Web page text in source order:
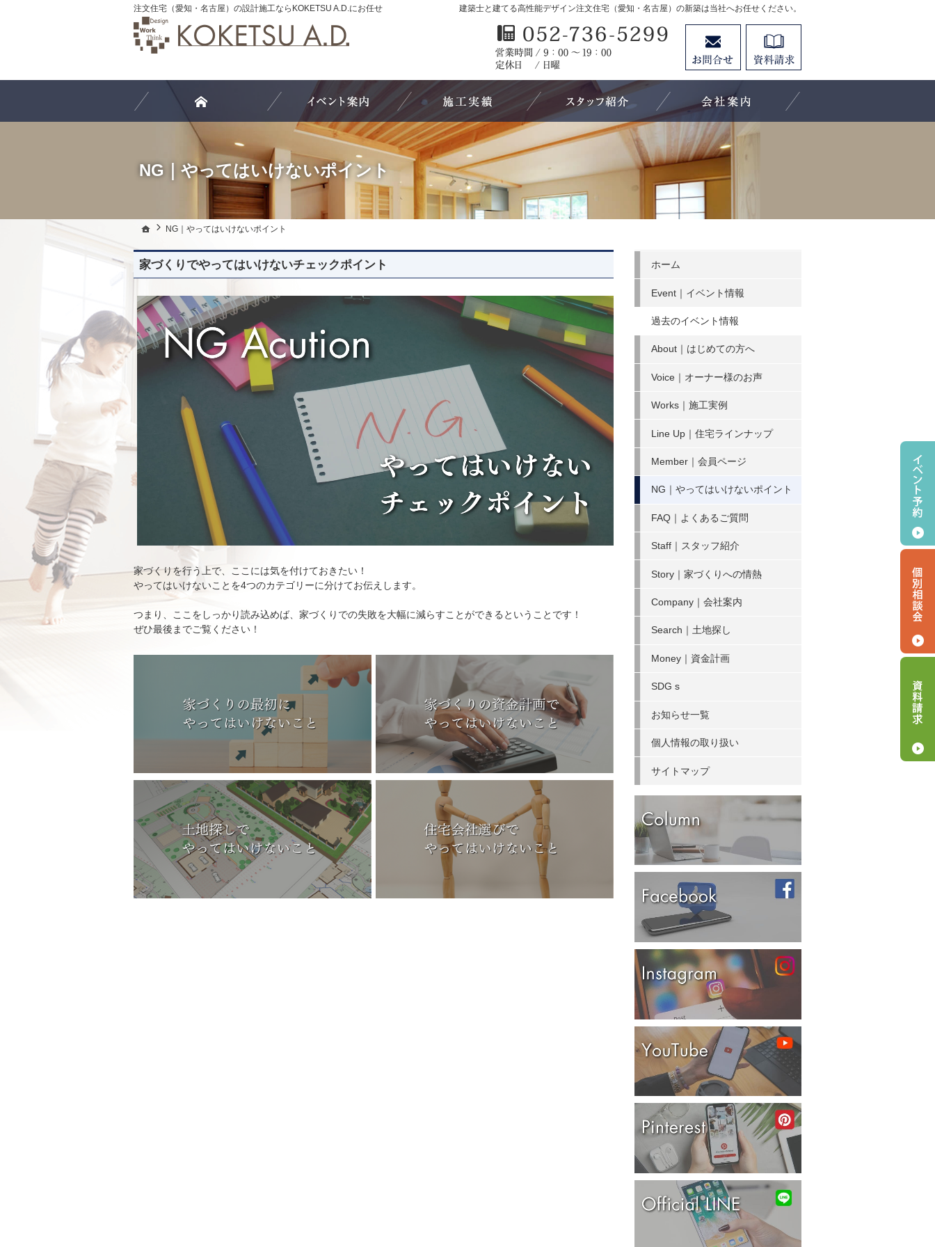
NG｜やってはいけないポイント
建築士と建てる高性能デザイン注文住宅（愛知・名古屋）の新築は当社へお任せください。
注文住宅（愛知・名古屋）の設計施工ならKOKETSU A.D.にお任せ
ホームNG｜やってはいけないポイント
家づくりでやってはいけないチェックポイント
家づくりを行う上で、ここには気を付けておきたい！
やってはいけないことを4つのカテゴリーに分けてお伝えします。
つまり、ここをしっかり読み込めば、家づくりでの失敗を大幅に減らすことができるということです！
ぜひ最後までご覧ください！
ホーム
Event｜イベント情報
過去のイベント情報
About｜はじめての方へ
Voice｜オーナー様のお声
Works｜施工実例
Line Up｜住宅ラインナップ
Member｜会員ページ
NG｜やってはいけないポイント
FAQ｜よくあるご質問
Staff｜スタッフ紹介
Story｜家づくりへの情熱
Company｜会社案内
Search｜土地探し
Money｜資金計画
SDG s
お知らせ一覧
個人情報の取り扱い
サイトマップ
ホームNG｜やってはいけないポイント
052-736-5299
営業時間9:00～19:00 定休日：日曜・祝日
Event｜イベント情報 Works｜施工実例